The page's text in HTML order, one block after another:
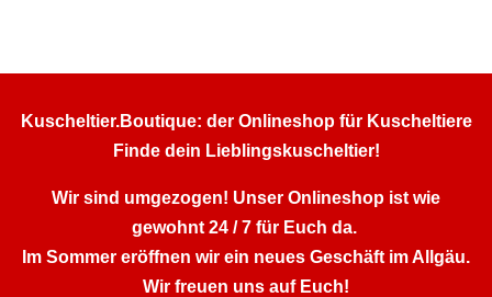
Kuscheltier.Boutique: der Onlineshop für Kuscheltiere
Finde dein Lieblingskuscheltier!
Wir sind umgezogen! Unser Onlineshop ist wie
gewohnt 24 / 7 für Euch da.
Im Sommer eröffnen wir ein neues Geschäft im Allgäu.
Wir freuen uns auf Euch!